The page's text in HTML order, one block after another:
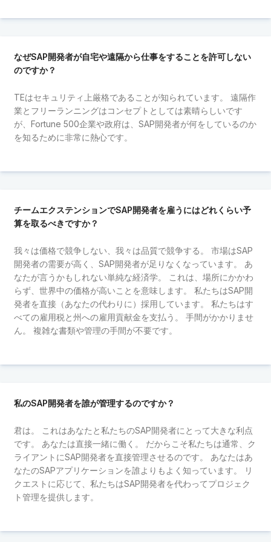
なぜSAP開発者が自宅や遠隔から仕事をすることを許可しない
のですか？
TEはセキュリティ上厳格であることが知られています。 遠隔作
業とフリーランニングはコンセプトとしては素晴らしいです
が、Fortune 500企業や政府は、SAP開発者が何をしているのか
を知るために非常に熱心です。
チームエクステンションでSAP開発者を雇うにはどれくらい予
算を取るべきですか？
我々は価格で競争しない、我々は品質で競争する。 市場はSAP
開発者の需要が高く、SAP開発者が足りなくなっています。 あ
なたが言うかもしれない単純な経済学。 これは、場所にかかわ
らず、世界中の価格が高いことを意味します。 私たちはSAP開
発者を直接（あなたの代わりに）採用しています。 私たちはす
べての雇用税と州への雇用貢献金を支払う。 手間がかかりませ
ん。 複雑な書類や管理の手間が不要です。
私のSAP開発者を誰が管理するのですか？
君は。 これはあなたと私たちのSAP開発者にとって大きな利点
です。 あなたは直接一緒に働く。 だからこそ私たちは通常、ク
ライアントにSAP開発者を直接管理させるのです。 あなたはあ
なたのSAPアプリケーションを誰よりもよく知っています。 リ
クエストに応じて、私たちはSAP開発者を代わってプロジェク
ト管理を提供します。